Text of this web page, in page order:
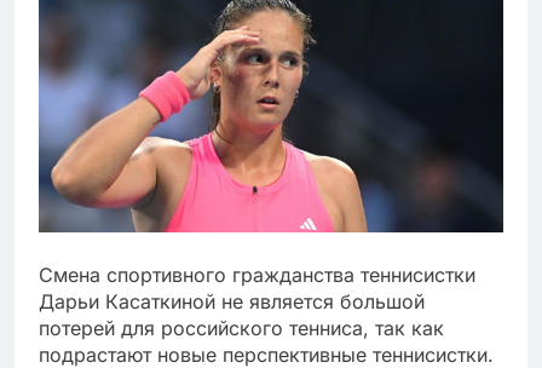
Смена спортивного гражданства теннисистки
Дарьи Касаткиной не является большой
потерей для российского тенниса, так как
подрастают новые перспективные теннисистки.